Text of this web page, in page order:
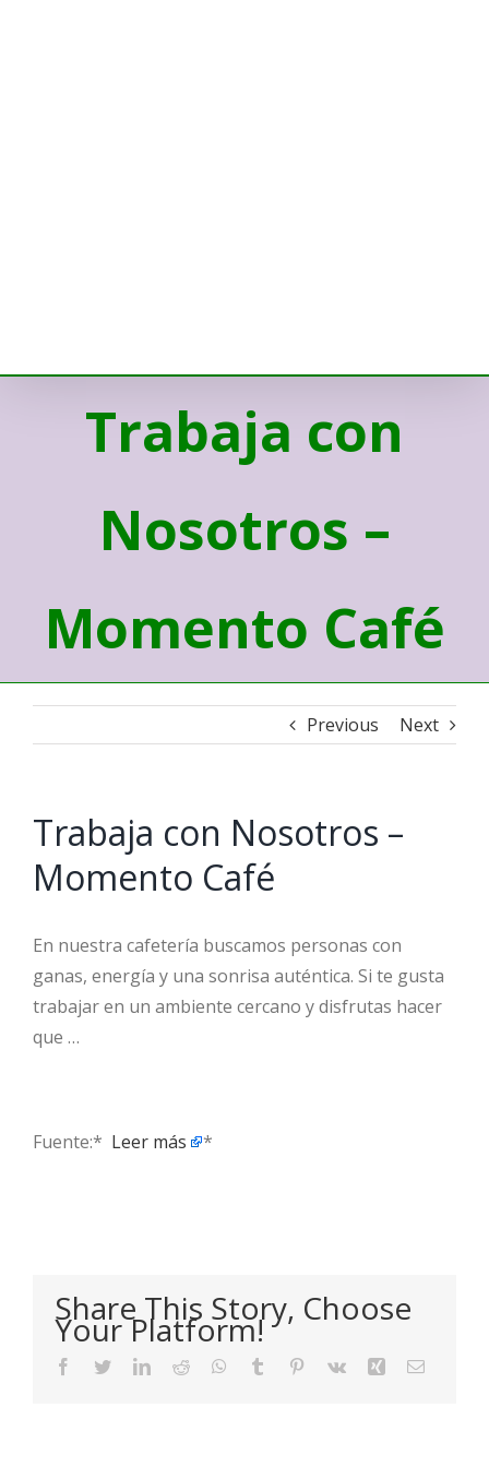
Trabaja con
Nosotros –
Momento Café
Previous Next
Trabaja con Nosotros –
Momento Café
En nuestra cafetería buscamos personas con
ganas, energía y una sonrisa auténtica. Si te gusta
trabajar en un ambiente cercano y disfrutas hacer
que …
Fuente:* ​ Leer más *
Share This Story, Choose
Your Platform!
Facebook
TwitterLinkedIn
Reddit WhatsApp
Tumblr Pinterest
Vk Xing Email